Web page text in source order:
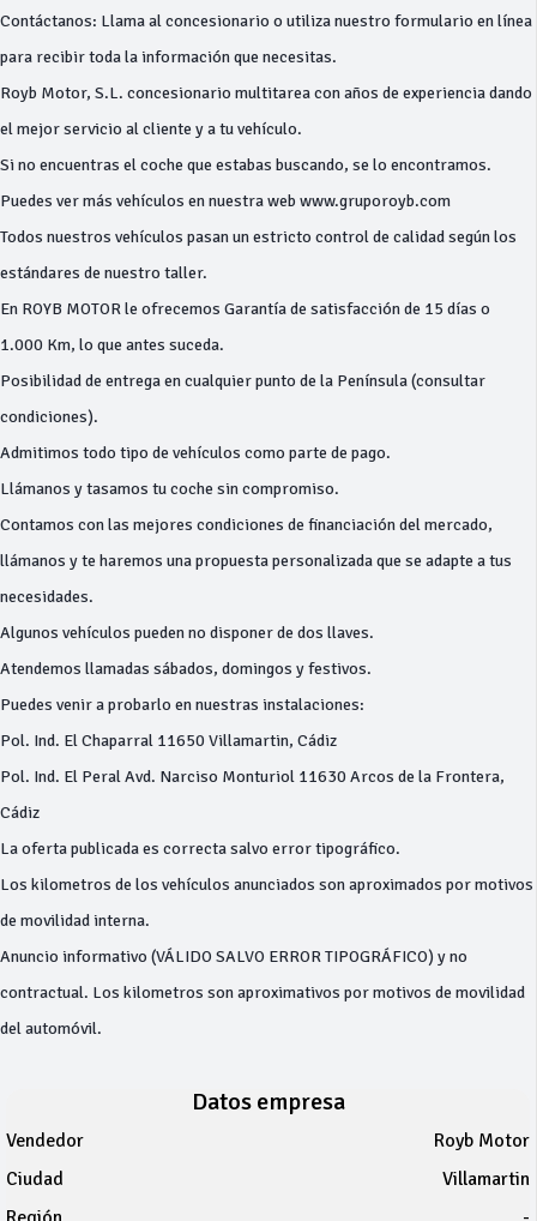
Contáctanos: Llama al concesionario o utiliza nuestro formulario en línea
para recibir toda la información que necesitas.
Royb Motor, S.L. concesionario multitarea con años de experiencia dando
el mejor servicio al cliente y a tu vehículo.
Si no encuentras el coche que estabas buscando, se lo encontramos.
Puedes ver más vehículos en nuestra web www.gruporoyb.com
Todos nuestros vehículos pasan un estricto control de calidad según los
estándares de nuestro taller.
En ROYB MOTOR le ofrecemos Garantía de satisfacción de 15 días o
1.000 Km, lo que antes suceda.
Posibilidad de entrega en cualquier punto de la Península (consultar
condiciones).
Admitimos todo tipo de vehículos como parte de pago.
Llámanos y tasamos tu coche sin compromiso.
Contamos con las mejores condiciones de financiación del mercado,
llámanos y te haremos una propuesta personalizada que se adapte a tus
necesidades.
Algunos vehículos pueden no disponer de dos llaves.
Atendemos llamadas sábados, domingos y festivos.
Puedes venir a probarlo en nuestras instalaciones:
Pol. Ind. El Chaparral 11650 Villamartin, Cádiz
Pol. Ind. El Peral Avd. Narciso Monturiol 11630 Arcos de la Frontera,
Cádiz
La oferta publicada es correcta salvo error tipográfico.
Los kilometros de los vehículos anunciados son aproximados por motivos
de movilidad interna.
Anuncio informativo (VÁLIDO SALVO ERROR TIPOGRÁFICO) y no
contractual. Los kilometros son aproximativos por motivos de movilidad
del automóvil.
Datos empresa
Vendedor
Royb Motor
Ciudad
Villamartin